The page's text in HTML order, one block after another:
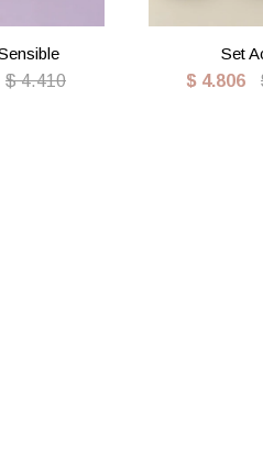
$ 4.410
Set
$ 4.806